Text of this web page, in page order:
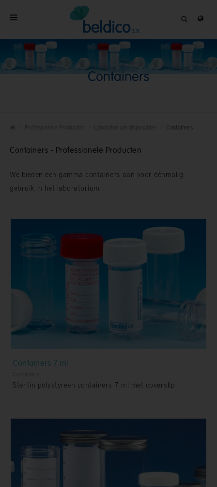
HOME
OVER Containers
Containers
Containers - Professionele Producten
We bieden een gamma containers aan voor éénmalig
gebruik in het laboratorium
Containers 7 ml
Sterilin polystyreen containers 7 ml met coverslip